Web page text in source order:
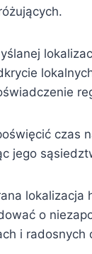
czas
jego
lokalizacja
o
i radosnych